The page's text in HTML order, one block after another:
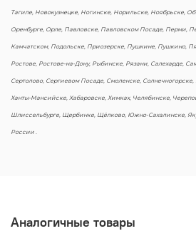
Тагиле, Новокузнецке, Ногинске, Норильске, Ноябрьске,
Оренбурге, Орле, Павловске, Павловском Посаде, Перми,
Камчатском, Подольске, Приозерске, Пушкине, Пушкино,
Ростове, Ростове-на-Дону, Рыбинске, Рязани, Салехарде,
Сертолово, Сергиевом Посаде, Смоленске, Солнечногорске,
Ханты-Мансийске, Хабаровске, Химках, Челябинске,
Шлиссельбурге, Щербинке, Щёлково, Южно-Сахалинске,
России .
Аналогичные товары